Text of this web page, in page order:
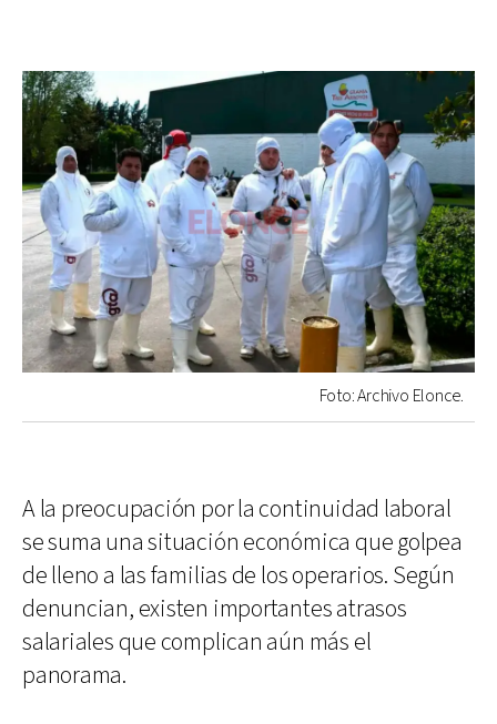
Foto: Archivo Elonce.
A la preocupación por la continuidad laboral
se suma una situación económica que golpea
de lleno a las familias de los operarios. Según
denuncian, existen importantes atrasos
salariales que complican aún más el
panorama.